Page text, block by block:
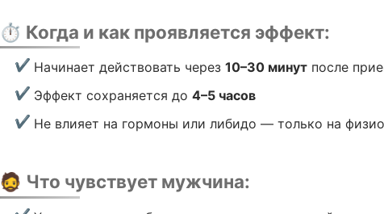
⏱️ Когда и как проявляется эффект:
Начинает действовать через10–30 минут после
Эффект сохраняется до4–5 часов
Не влияет на гормоны или либидо — только на
🧔 Что чувствует мужчина: